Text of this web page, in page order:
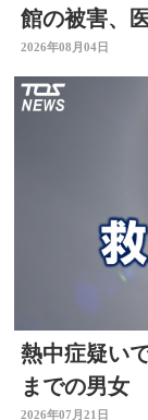
館の被害、
材した被災
2026年08月04日
熱中症疑い
までの男女
2026年07月21日